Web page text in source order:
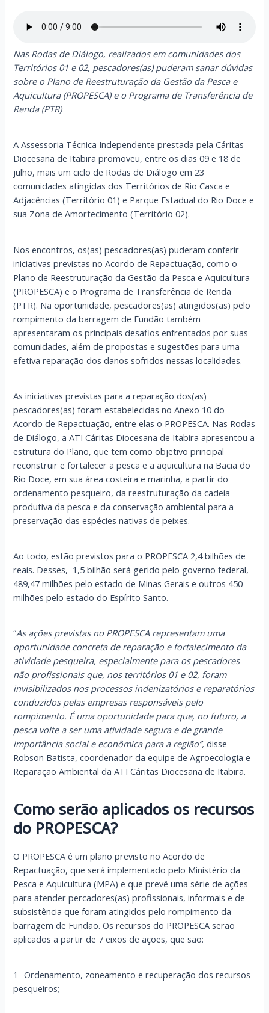
Nas Rodas de Diálogo, realizados em comunidades dos
Territórios 01 e 02, pescadores(as) puderam sanar dúvidas
sobre o Plano de Reestruturação da Gestão da Pesca e
Aquicultura (PROPESCA) e o Programa de Transferência de
Renda (PTR)
A Assessoria Técnica Independente prestada pela Cáritas
Diocesana de Itabira promoveu, entre os dias 09 e 18 de
julho, mais um ciclo de Rodas de Diálogo em 23
comunidades atingidas dos Territórios de Rio Casca e
Adjacências (Território 01) e Parque Estadual do Rio Doce e
sua Zona de Amortecimento (Território 02).
Nos encontros, os(as) pescadores(as) puderam conferir
iniciativas previstas no Acordo de Repactuação, como o
Plano de Reestruturação da Gestão da Pesca e Aquicultura
(PROPESCA) e o Programa de Transferência de Renda
(PTR). Na oportunidade, pescadores(as) atingidos(as) pelo
rompimento da barragem de Fundão também
apresentaram os principais desafios enfrentados por suas
comunidades, além de propostas e sugestões para uma
efetiva reparação dos danos sofridos nessas localidades.
As iniciativas previstas para a reparação dos(as)
pescadores(as) foram estabelecidas no Anexo 10 do
Acordo de Repactuação, entre elas o PROPESCA. Nas Rodas
de Diálogo, a ATI Cáritas Diocesana de Itabira apresentou a
estrutura do Plano, que tem como objetivo principal
reconstruir e fortalecer a pesca e a aquicultura na Bacia do
Rio Doce, em sua área costeira e marinha, a partir do
ordenamento pesqueiro, da reestruturação da cadeia
produtiva da pesca e da conservação ambiental para a
preservação das espécies nativas de peixes.
Ao todo, estão previstos para o PROPESCA 2,4 bilhões de
reais. Desses, 1,5 bilhão será gerido pelo governo federal,
489,47 milhões pelo estado de Minas Gerais e outros 450
milhões pelo estado do Espírito Santo.
“As ações previstas no PROPESCA representam uma
oportunidade concreta de reparação e fortalecimento da
atividade pesqueira, especialmente para os pescadores
não profissionais que, nos territórios 01 e 02, foram
invisibilizados nos processos indenizatórios e reparatórios
conduzidos pelas empresas responsáveis pelo
rompimento. É uma oportunidade para que, no futuro, a
pesca volte a ser uma atividade segura e de grande
importância social e econômica para a região”,disse
Robson Batista, coordenador da equipe de Agroecologia e
Reparação Ambiental da ATI Cáritas Diocesana de Itabira.
Como serão aplicados os recursos
do PROPESCA?
O PROPESCA é um plano previsto no Acordo de
Repactuação, que será implementado pelo Ministério da
Pesca e Aquicultura (MPA) e que prevê uma série de ações
para atender percadores(as) profissionais, informais e de
subsistência que foram atingidos pelo rompimento da
barragem de Fundão. Os recursos do PROPESCA serão
aplicados a partir de 7 eixos de ações, que são:
1- Ordenamento, zoneamento e recuperação dos recursos
pesqueiros;